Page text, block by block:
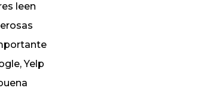
leen
Yelp